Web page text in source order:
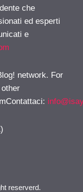
che
ed esperti
e
network. For
:
reserverd.